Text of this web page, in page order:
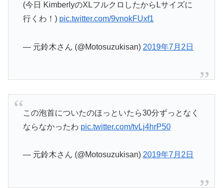
(今日 KimberlyのXLフルクロしたからLサイズに
行くわ！) pic.twitter.com/9vnokFUxf1
— 元鈴木さん (@Motosuzukisan) 2019年7月2日
この泡首についたのほっといたら30分ずっとなく
ならなかったわ pic.twitter.com/tvLj4hrP50
— 元鈴木さん (@Motosuzukisan) 2019年7月2日